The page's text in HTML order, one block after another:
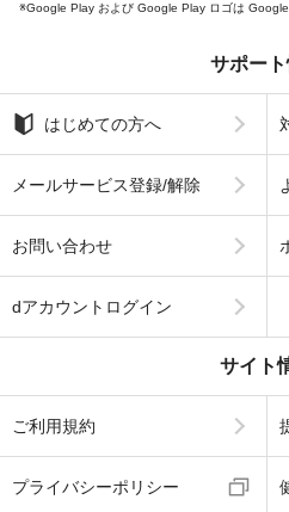
Google Play および Google Play ロゴは Google
サポー
はじめての方へ
メールサービス登録/解除
お問い合わせ
dアカウントログイン
サイト
ご利用規約
プライバシーポリシー